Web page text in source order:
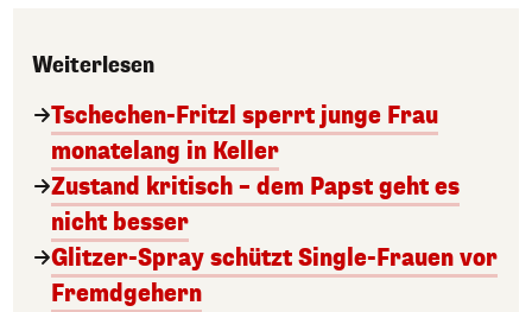
Weiterlesen
Tschechen-Fritzl sperrt junge Frau
monatelang in Keller
Zustand kritisch – dem Papst geht es
nicht besser
Glitzer-Spray schützt Single-Frauen vor
Fremdgehern